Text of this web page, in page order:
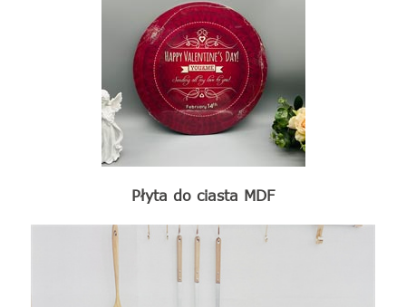
Płyta do ciasta MDF